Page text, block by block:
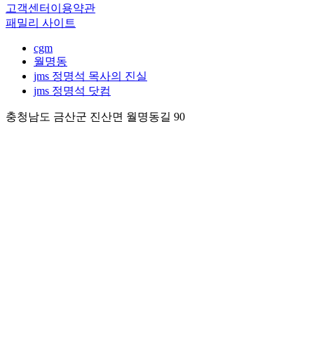
고객센터 이용약관
패밀리 사이트
cgm
월명동
jms 정명석 목사의 진실
jms 정명석 닷컴
충청남도 금산군 진산면 월명동길 90